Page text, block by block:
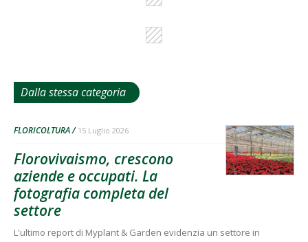
Dalla stessa categoria
FLORICOLTURA 15 Luglio 2026
Florovivaismo, crescono
aziende e occupati. La
fotografia completa del
settore
L'ultimo report di Myplant & Garden evidenzia un settore in